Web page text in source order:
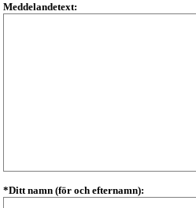
Meddelandetext:
*Ditt namn (för och efternamn):